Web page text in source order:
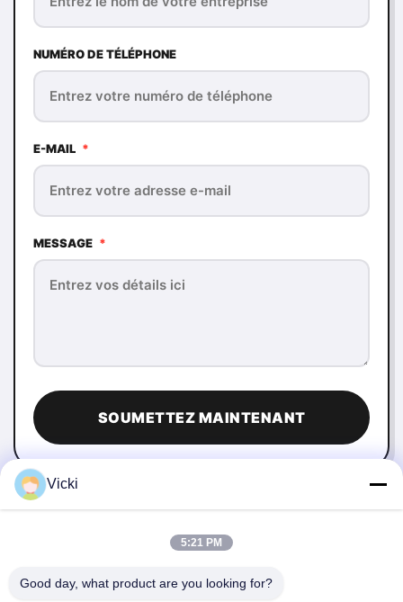
NUMÉRO DE TÉLÉPHONE
E-MAIL *
MESSAGE *
SOUMETTEZ MAINTENANT
Vicki
5:21 PM
Good day, what product are you looking for?